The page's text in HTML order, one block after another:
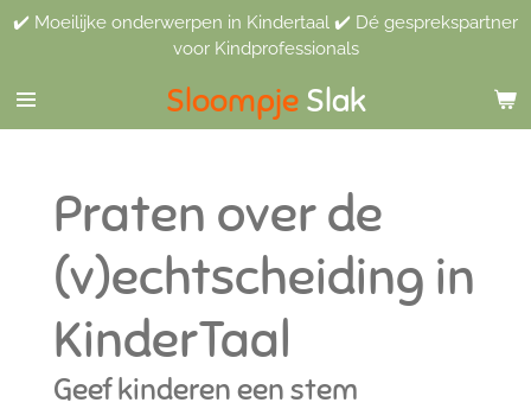
Ga
de
hoofdinhoud
Sloompje Slak
✔️ Moeilijke onderwerpen in Kindertaal ✔️ Dé gesprekspartner
voor Kindprofessionals
Praten over de
(v)echtscheiding in
KinderTaal
Geef kinderen een stem